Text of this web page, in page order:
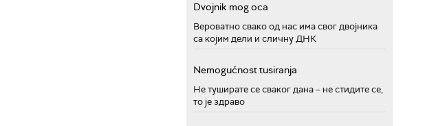
Dvojnik mog oca
Вероватно свако од нас има свог двојника
са којим дели и сличну ДНК
Nemogućnost tusiranja
Не туширате се сваког дана – не стидите се,
то је здраво